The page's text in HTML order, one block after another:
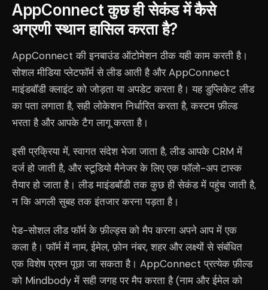
AppConnect कुछ ही सेकंड में कैसे
अग्रणी स्थान हासिल करता है?
AppConnect की इनबाउंड ऑटोमेशन ठीक यही काम करती है।
सोशल मीडिया प्लेटफॉर्म से लीड आती है और AppConnect
माइंडबॉडी क्लाइंट को जोड़ता या अपडेट करता है। यह डुप्लिकेट लीड
का पता लगाता है, सही लोकेशन निर्धारित करता है, कस्टम फ़ील्ड
भरता है और आपके टैग लागू करता है।
इसी प्रक्रिया में, स्वागत संदेश भेजा जाता है, लीड आपके CRM में
दर्ज हो जाती है, और स्टूडियो मैनेजर के लिए एक फॉलो-अप टास्क
तैयार हो जाता है। लीड माइंडबॉडी तक कुछ ही सेकंड में पहुंच जाती है,
न कि अगली सुबह तक इंतजार करना पड़ता है।
पेड-सोशल लीड फॉर्म के फ़ील्ड्स को मैप करना अपने आप में एक
कला है। फॉर्म में नाम, ईमेल, फ़ोन नंबर, शहर और लक्ष्यों से संबंधित
एक विशेष प्रश्न पूछा जा सकता है। AppConnect प्रत्येक फ़ील्ड
को Mindbody में सही जगह पर मैप करता है (नाम और ईमेल को